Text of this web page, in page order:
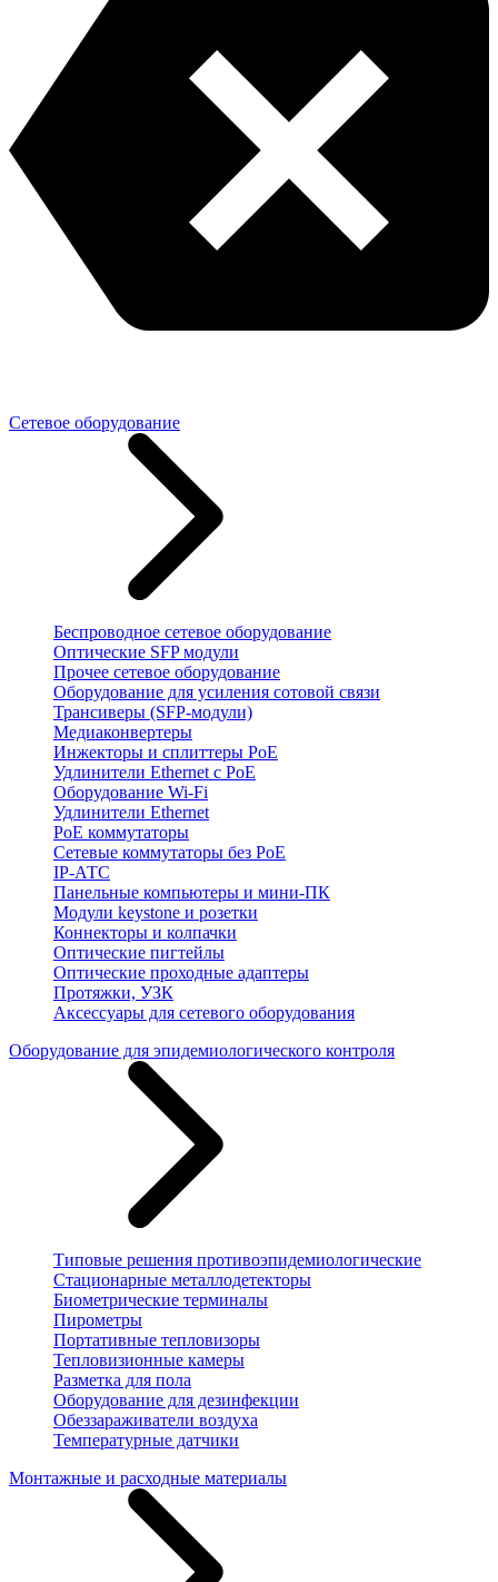
Сетевое оборудование
Беспроводное сетевое оборудование
Оптические SFP модули
Прочее сетевое оборудование
Оборудование для усиления сотовой связи
Трансиверы (SFP-модули)
Медиаконвертеры
Инжекторы и сплиттеры PoE
Удлинители Ethernet с PoE
Оборудование Wi-Fi
Удлинители Ethernet
PoE коммутаторы
Сетевые коммутаторы без PoE
IP-АТС
Панельные компьютеры и мини-ПК
Модули keystone и розетки
Коннекторы и колпачки
Оптические пигтейлы
Оптические проходные адаптеры
Протяжки, УЗК
Аксессуары для сетевого оборудования
Оборудование для эпидемиологического контроля
Типовые решения противоэпидемиологические
Стационарные металлодетекторы
Биометрические терминалы
Пирометры
Портативные тепловизоры
Тепловизионные камеры
Разметка для пола
Оборудование для дезинфекции
Обеззараживатели воздуха
Температурные датчики
Монтажные и расходные материалы